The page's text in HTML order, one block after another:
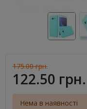
175.00 грн.
122.50 грн.
Нема в наявності